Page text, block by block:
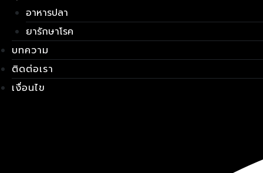
อาหารปลา
ยารักษาโรค
บทความ
ติดต่อเรา
เงื่อนไข